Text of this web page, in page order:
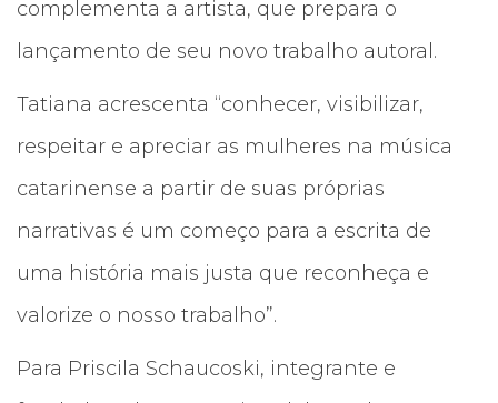
complementa a artista, que prepara o
lançamento de seu novo trabalho autoral.
Tatiana acrescenta “conhecer, visibilizar,
respeitar e apreciar as mulheres na música
catarinense a partir de suas próprias
narrativas é um começo para a escrita de
uma história mais justa que reconheça e
valorize o nosso trabalho”.
Para Priscila Schaucoski, integrante e